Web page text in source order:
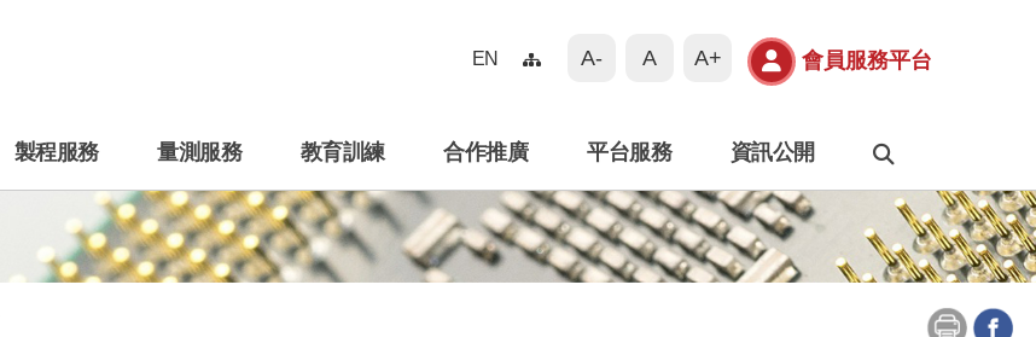
EN A- A A+ 會員服務平台
製程服務 量測服務 教育訓練 合作推廣 平台服務 資訊公開
搜尋